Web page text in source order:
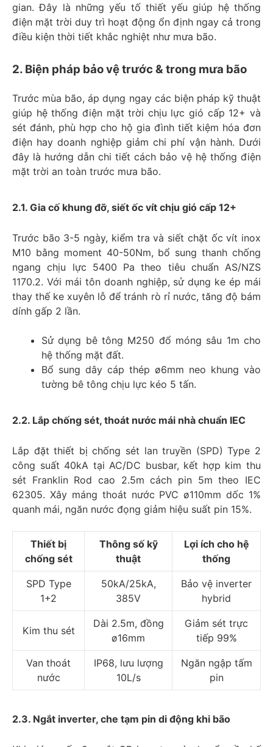
gian. Đây là những yếu tố thiết yếu giúp hệ thống
điện mặt trời duy trì hoạt động ổn định ngay cả trong
điều kiện thời tiết khắc nghiệt như mưa bão.
2. Biện pháp bảo vệ trước & trong mưa bão
Trước mùa bão, áp dụng ngay các biện pháp kỹ thuật
giúp hệ thống điện mặt trời chịu lực gió cấp 12+ và
sét đánh, phù hợp cho hộ gia đình tiết kiệm hóa đơn
điện hay doanh nghiệp giảm chi phí vận hành. Dưới
đây là hướng dẫn chi tiết cách bảo vệ hệ thống điện
mặt trời an toàn trước mưa bão.
2.1. Gia cố khung đỡ, siết ốc vít chịu gió cấp 12+​
Trước bão 3-5 ngày, kiểm tra và siết chặt ốc vít inox
M10 bằng moment 40-50Nm, bổ sung thanh chống
ngang chịu lực 5400 Pa theo tiêu chuẩn AS/NZS
1170.2. Với mái tôn doanh nghiệp, sử dụng ke ép mái
thay thế ke xuyên lỗ để tránh rò rỉ nước, tăng độ bám
dính gấp 2 lần.
Sử dụng bê tông M250 đổ móng sâu 1m cho
hệ thống mặt đất.
Bổ sung dây cáp thép ø6mm neo khung vào
tường bê tông chịu lực kéo 5 tấn.
2.2. Lắp chống sét, thoát nước mái nhà chuẩn IEC​
Lắp đặt thiết bị chống sét lan truyền (SPD) Type 2
công suất 40kA tại AC/DC busbar, kết hợp kim thu
sét Franklin Rod cao 2.5m cách pin 5m theo IEC
62305. Xây máng thoát nước PVC ø110mm dốc 1%
quanh mái, ngăn nước đọng giảm hiệu suất pin 15%.
Thiết bị
chống sét
Thông số kỹ
thuật
Lợi ích cho hệ
thống
SPD Type
1+2
50kA/25kA,
385V
Bảo vệ inverter
hybrid
Kim thu sét
Dài 2.5m, đồng
ø16mm
Giảm sét trực
tiếp 99%
Van thoát
nước
IP68, lưu lượng
10L/s
Ngăn ngập tấm
pin
2.3. Ngắt inverter, che tạm pin di động khi bão